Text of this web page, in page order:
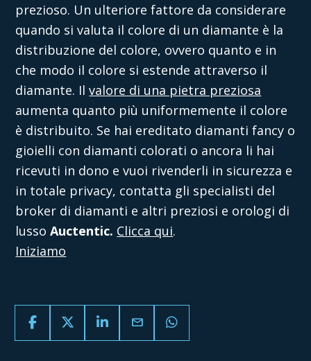
prezioso. Un ulteriore fattore da considerare
quando si valuta il colore di un diamante è la
distribuzione del colore, ovvero quanto e in
che modo il colore si estende attraverso il
diamante. Ilvalore di una pietra preziosa
aumenta quanto più uniformemente il colore
è distribuito. Se hai ereditato diamanti fancy o
gioielli con diamanti colorati o ancora li hai
ricevuti in dono e vuoi rivenderli in sicurezza e
in totale privacy, contatta gli specialisti del
broker di diamanti e altri preziosi e orologi di
lussoAuctentic. Clicca qui.
Iniziamo
email